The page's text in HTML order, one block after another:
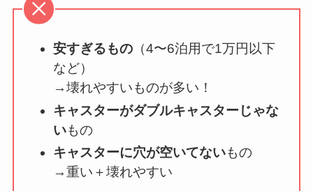
安すぎるもの （4〜6泊用で1万円以下
など）
→壊れやすいものが多い！
キャスターがダブルキャスターじゃな
いもの
キャスターに穴が空いてないもの
→重い＋壊れやすい